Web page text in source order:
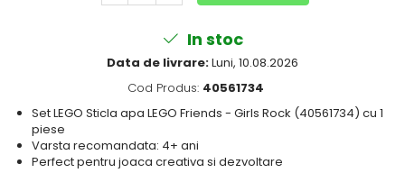
Palarii protectie UV
Accesorii plaja
Puericultura mare
In stoc
Data de livrare:Luni, 10.08.2026
Cod Produs: 40561734
Set LEGO Sticla apa LEGO Friends - Girls Rock (40561734) cu 1
piese
Varsta recomandata: 4+ ani
Perfect pentru joaca creativa si dezvoltare